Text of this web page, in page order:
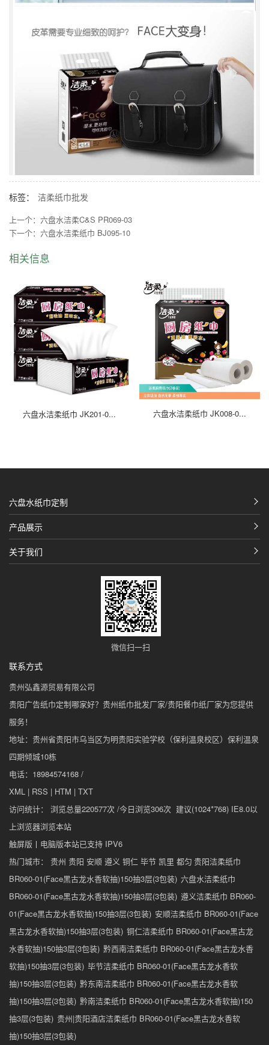
标签： 洁柔纸巾批发
上一个： 六盘水洁柔C&S PR069-03
下一个： 六盘水洁柔纸巾 BJ095-10
相关信息
六盘水洁柔纸巾 JK201-0... 六盘水洁柔纸巾 JK008-0...
六盘水纸巾定制
产品展示
关于我们
微信扫一扫
联系方式
贵州弘鑫源贸易有限公司
贵阳广告纸巾定制哪家好？贵州纸巾批发厂家/贵阳餐巾纸厂家为您提供
服务！
地址：贵州省贵阳市乌当区为明贵阳实验学校（保利温泉校区）保利温泉
四期倾城10栋
电话：18984574168 /
XML | RSS | HTM | TXT
访问统计： 浏览总量220577次 /今日浏览306次 建议(1024*768) IE8.0以
上浏览器浏览本站
触屏版 丨 电脑版本站已支持 IPV6
热门城市： 贵州 贵阳 安顺 遵义 铜仁 毕节 凯里 都匀 贵阳洁柔纸巾
BR060-01(Face黑古龙水香软抽)150抽3层(3包装) 六盘水洁柔纸巾
BR060-01(Face黑古龙水香软抽)150抽3层(3包装) 遵义洁柔纸巾 BR060-
01(Face黑古龙水香软抽)150抽3层(3包装) 安顺洁柔纸巾 BR060-01(Face
黑古龙水香软抽)150抽3层(3包装) 铜仁洁柔纸巾 BR060-01(Face黑古龙
水香软抽)150抽3层(3包装) 黔西南洁柔纸巾 BR060-01(Face黑古龙水香
软抽)150抽3层(3包装) 毕节洁柔纸巾 BR060-01(Face黑古龙水香软
抽)150抽3层(3包装) 黔东南洁柔纸巾 BR060-01(Face黑古龙水香软
抽)150抽3层(3包装) 黔南洁柔纸巾 BR060-01(Face黑古龙水香软抽)150
抽3层(3包装) 贵州|贵阳酒店洁柔纸巾 BR060-01(Face黑古龙水香软
抽)150抽3层(3包装)